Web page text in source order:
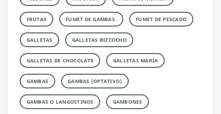
FRUTAS FUMET DE GAMBAS. FUMET DE PESCADO
GALLETAS GALLETAS BIZCOCHO
GALLETAS DE CHOCOLATE GALLETAS MARÍA
GAMBAS GAMBAS (OPTATIVO)
GAMBAS O LANGOSTINOS GAMBONES